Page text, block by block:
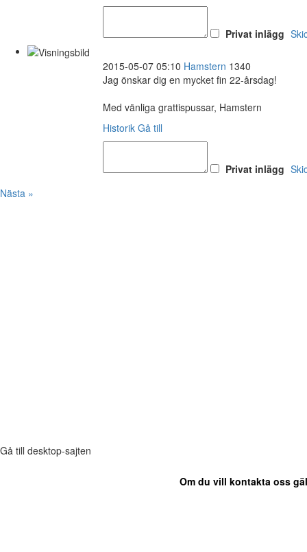
Privat inlägg
2015-05-07 05:10 Hamstern 1340
Jag önskar dig en mycket fin 22-årsdag!
Med vänliga grattispussar, Hamstern
Historik Gå till
Privat inlägg
Nästa »
Gå till desktop-sajten
Om du vill kontakta oss